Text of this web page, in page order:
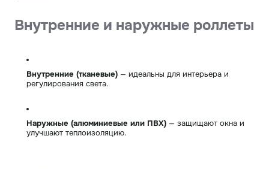
Внутренние и наружные роллеты
Внутренние (тканевые) — идеальны для интерьера и
регулирования света.
Наружные (алюминиевые или ПВХ) — защищают окна и
улучшают теплоизоляцию.